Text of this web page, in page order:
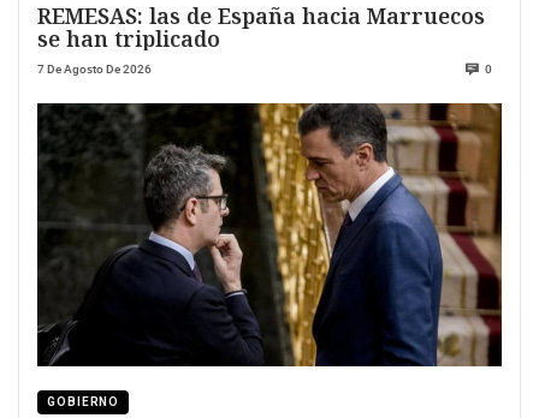
REMESAS: las de España hacia Marruecos
se han triplicado
7 De Agosto De 2026 0
GOBIERNO